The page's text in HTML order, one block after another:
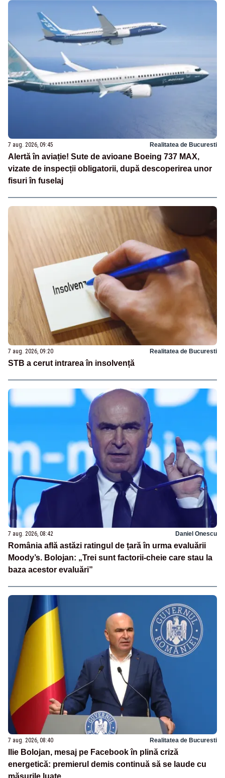
7 aug. 2026, 09:45 Realitatea de Bucuresti
Alertă în aviație! Sute de avioane Boeing 737 MAX,
vizate de inspecții obligatorii, după descoperirea unor
fisuri în fuselaj
7 aug. 2026, 09:20 Realitatea de Bucuresti
STB a cerut intrarea în insolvență
7 aug. 2026, 08:42 Daniel Onescu
România află astăzi ratingul de țară în urma evaluării
Moody’s. Bolojan: „Trei sunt factorii-cheie care stau la
baza acestor evaluări”
7 aug. 2026, 08:40 Realitatea de Bucuresti
Ilie Bolojan, mesaj pe Facebook în plină criză
energetică: premierul demis continuă să se laude cu
măsurile luate